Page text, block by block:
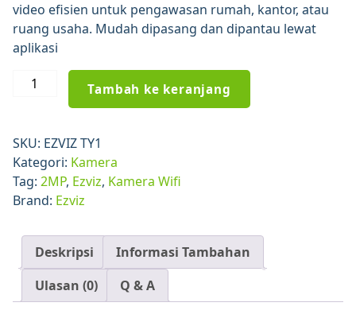
video efisien untuk pengawasan rumah, kantor, atau
ruang usaha. Mudah dipasang dan dipantau lewat
aplikasi
Kuantitas
Pro
–
Wi-
Fi
Smart
Home
Camera
Tambah ke keranjang
SKU: EZVIZ TY1
Kategori: Kamera
Tag: 2MP, Ezviz, Kamera Wifi
Brand: Ezviz
Deskripsi
Informasi Tambahan
Ulasan (0)
Q & A